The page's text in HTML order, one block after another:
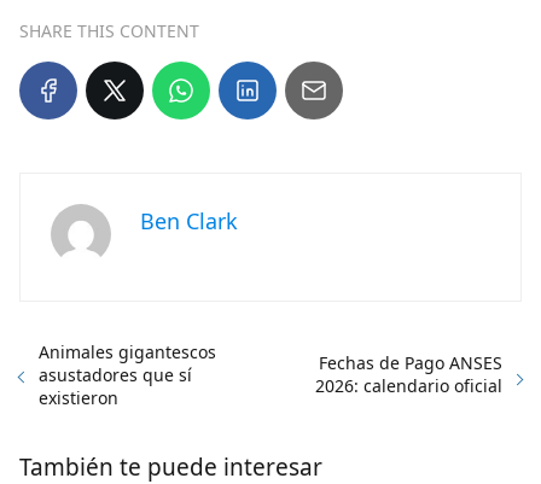
SHARE THIS CONTENT
Ben Clark
Animales gigantescos
asustadores que sí
existieron
Fechas de Pago ANSES
2026: calendario oficial
También te puede interesar